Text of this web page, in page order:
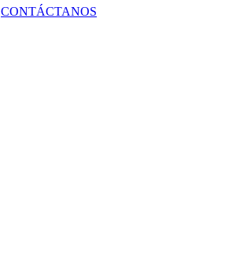
CONTÁCTANOS